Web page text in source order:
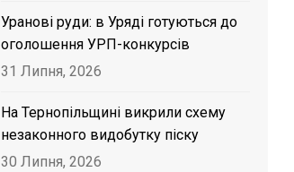
Уранові руди: в Уряді готуються до
оголошення УРП-конкурсів
31 Липня, 2026
На Тернопільщині викрили схему
незаконного видобутку піску
30 Липня, 2026